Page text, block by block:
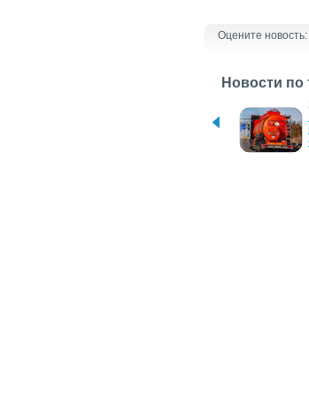
Оцените новость:
Новости по
Бельгия стала зависимой
от газа из РФ из-за войны